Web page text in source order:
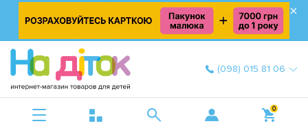
×
(098) 015 81 06
0